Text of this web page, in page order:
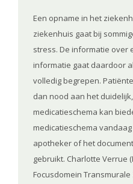
Een opname in het
ziekenhuis gaat bij
stress. De informatie over
informatie gaat daardoor
volledig begrepen.
dan nood aan het
medicatieschema kan
medicatieschema
apotheker of het
gebruikt. Charlotte Verrue
Focusdomein